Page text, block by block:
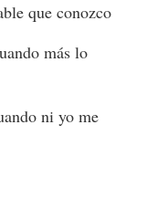
que conozco
más lo
ni yo me